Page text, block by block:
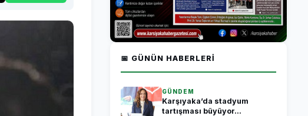
📅 GÜNÜN HABERLERI
GÜNDEM
Karşıyaka’da stadyum
tartışması büyüyor...